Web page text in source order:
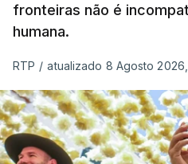
fronteiras não é
humana.
RTP / atualizado 8 Agosto 2026,